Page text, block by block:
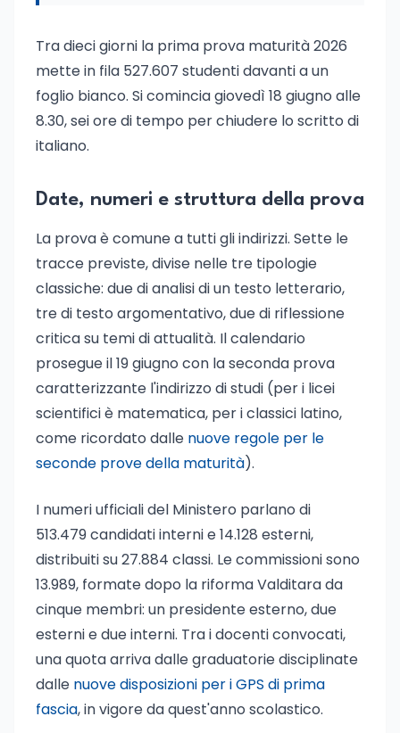
Tra dieci giorni la prima prova maturità 2026
mette in fila 527.607 studenti davanti a un
foglio bianco. Si comincia giovedì 18 giugno alle
8.30, sei ore di tempo per chiudere lo scritto di
italiano.
Date, numeri e struttura della prova
La prova è comune a tutti gli indirizzi. Sette le
tracce previste, divise nelle tre tipologie
classiche: due di analisi di un testo letterario,
tre di testo argomentativo, due di riflessione
critica su temi di attualità. Il calendario
prosegue il 19 giugno con la seconda prova
caratterizzante l'indirizzo di studi (per i licei
scientifici è matematica, per i classici latino,
come ricordato dalle nuove regole per le
seconde prove della maturità).
I numeri ufficiali del Ministero parlano di
513.479 candidati interni e 14.128 esterni,
distribuiti su 27.884 classi. Le commissioni sono
13.989, formate dopo la riforma Valditara da
cinque membri: un presidente esterno, due
esterni e due interni. Tra i docenti convocati,
una quota arriva dalle graduatorie disciplinate
dalle nuove disposizioni per i GPS di prima
fascia, in vigore da quest'anno scolastico.